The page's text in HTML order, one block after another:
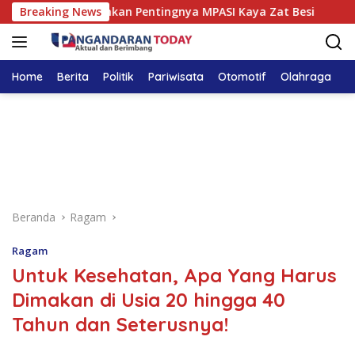
Langsung
ke
konten
Breaking News
Tekankan Pentingnya MPASI Kaya Zat Besi
Home Berita Politik Pariwisata Otomotif Olahraga
Beranda Ragam
Ragam
Untuk Kesehatan, Apa Yang Harus
Dimakan di Usia 20 hingga 40
Tahun dan Seterusnya!